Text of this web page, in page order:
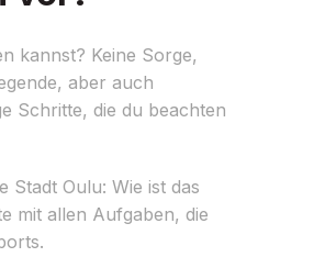
kannst? Keine Sorge,
aber auch
Schritte, die du beachten
Stadt Oulu: Wie ist das
mit allen Aufgaben, die